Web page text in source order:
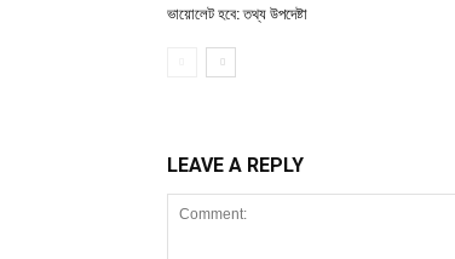
ভায়োলেট হবে: তথ্য উপদেষ্টা
LEAVE A REPLY